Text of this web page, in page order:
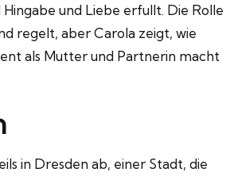
und Liebe erfullt. Die Rolle
regelt, aber Carola zeigt, wie
als Mutter und Partnerin macht
in Dresden ab, einer Stadt, die